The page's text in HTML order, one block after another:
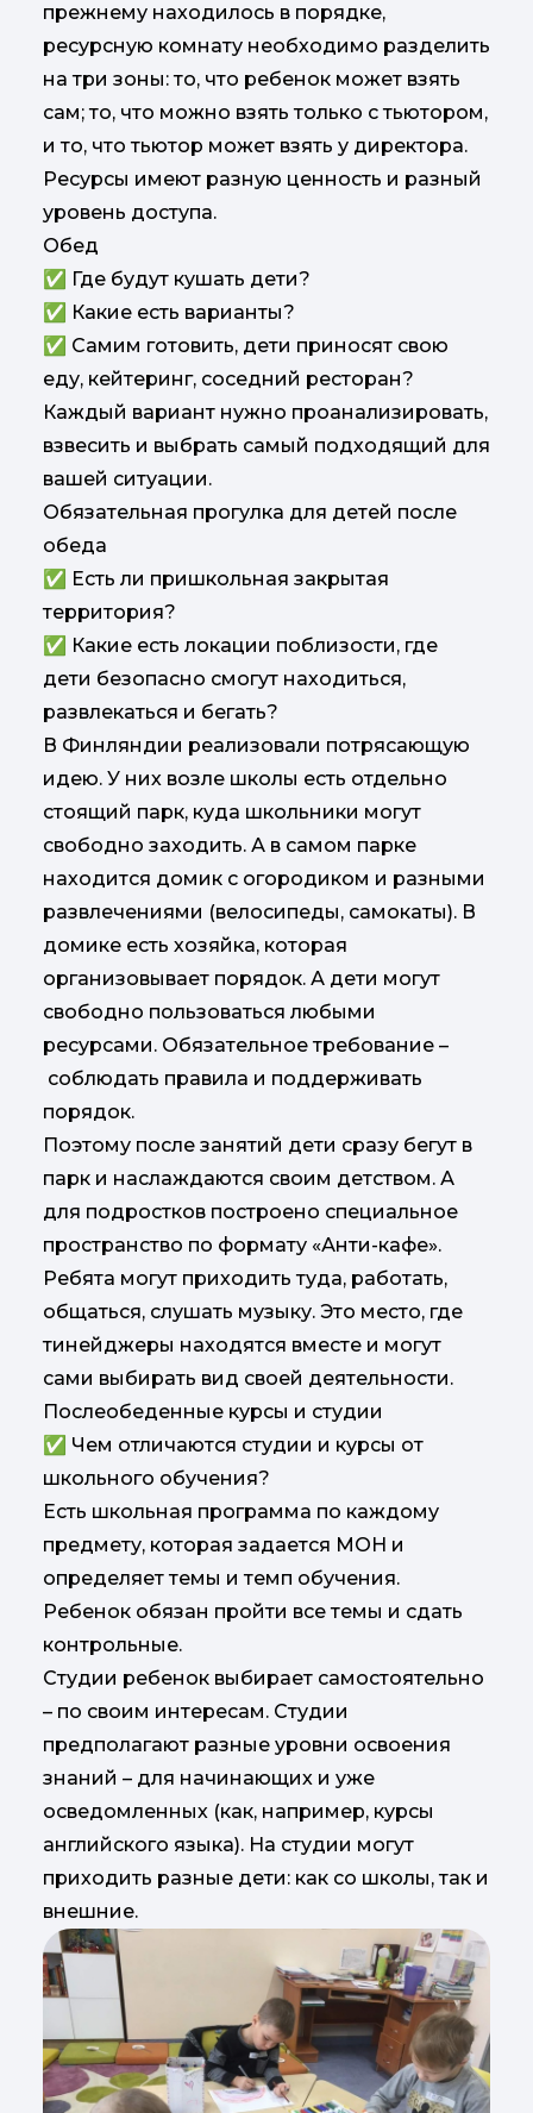
прежнему находилось в порядке,
ресурсную комнату необходимо разделить
на три зоны: то, что ребенок может взять
сам; то, что можно взять только с тьютором,
и то, что тьютор может взять у директора.
Ресурсы имеют разную ценность и разный
уровень доступа.
Обед
✅ Где будут кушать дети?
✅ Какие есть варианты?
✅ Самим готовить, дети приносят свою
еду, кейтеринг, соседний ресторан?
Каждый вариант нужно проанализировать,
взвесить и выбрать самый подходящий для
вашей ситуации.
Обязательная прогулка для детей после
обеда
✅ Есть ли пришкольная закрытая
территория?
✅ Какие есть локации поблизости, где
дети безопасно смогут находиться,
развлекаться и бегать?
В Финляндии реализовали потрясающую
идею. У них возле школы есть отдельно
стоящий парк, куда школьники могут
свободно заходить. А в самом парке
находится домик с огородиком и разными
развлечениями (велосипеды, самокаты). В
домике есть хозяйка, которая
организовывает порядок. А дети могут
свободно пользоваться любыми
ресурсами. Обязательное требование –
соблюдать правила и поддерживать
порядок.
Поэтому после занятий дети сразу бегут в
парк и наслаждаются своим детством. А
для подростков построено специальное
пространство по формату «Анти-кафе».
Ребята могут приходить туда, работать,
общаться, слушать музыку. Это место, где
тинейджеры находятся вместе и могут
сами выбирать вид своей деятельности.
Послеобеденные курсы и студии
✅ Чем отличаются студии и курсы от
школьного обучения?
Есть школьная программа по каждому
предмету, которая задается МОН и
определяет темы и темп обучения.
Ребенок обязан пройти все темы и сдать
контрольные.
Студии ребенок выбирает самостоятельно
– по своим интересам. Студии
предполагают разные уровни освоения
знаний – для начинающих и уже
осведомленных (как, например, курсы
английского языка). На студии могут
приходить разные дети: как со школы, так и
внешние.